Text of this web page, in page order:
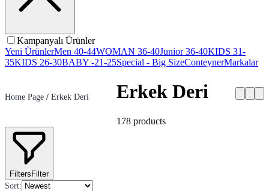
Kampanyalı Ürünler
Yeni ÜrünlerMen 40-44WOMAN 36-40Junior 36-40KIDS 31-
35KIDS 26-30BABY -21-25Special - Big SizeConteynerMarkalar
Home Page / Erkek Deri Erkek Deri
178 products
FiltersFilter
Sort: